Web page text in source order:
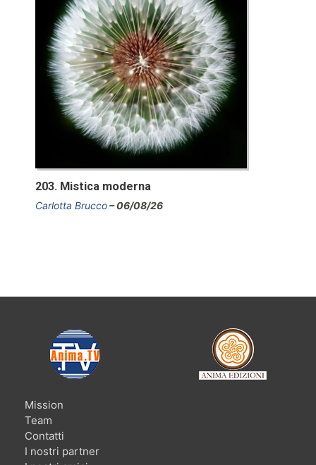
203. Mistica moderna
Carlotta Brucco 06/08/26
Mission
Team
Contatti
I nostri partner